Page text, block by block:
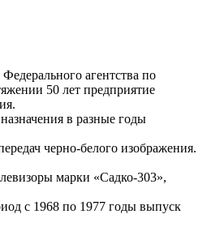
агентства по
50 лет предприятие
в разные годы
черно-белого изображения.
марки «Садко-303»,
с 1968 по 1977 годы выпуск